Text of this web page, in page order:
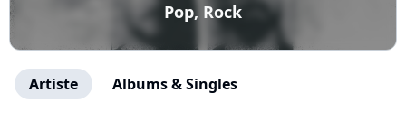
Pop, Rock
Artiste Albums & Singles